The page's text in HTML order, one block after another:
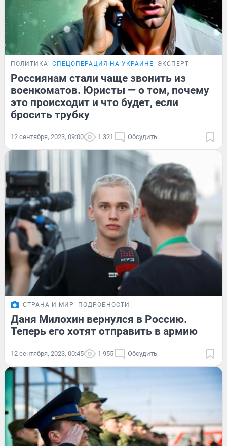
ПОЛИТИКА СПЕЦОПЕРАЦИЯ НА УКРАИНЕ ЭКСПЕРТ
Россиянам стали чаще звонить из
военкоматов. Юристы — о том, почему
это происходит и что будет, если
бросить трубку
12 сентября, 2023, 09:00 1 321 Обсудить
СТРАНА И МИР ПОДРОБНОСТИ
Даня Милохин вернулся в Россию.
Теперь его хотят отправить в армию
12 сентября, 2023, 00:45 1 955 Обсудить